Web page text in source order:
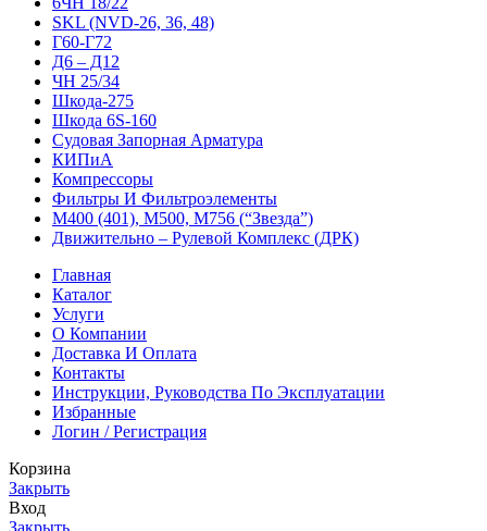
SKL (NVD-26, 36, 48)
Г60-Г72
Д6 – Д12
ЧН 25/34
Шкода-275
Шкода 6S-160
Судовая Запорная Арматура
КИПиА
Компрессоры
Фильтры И Фильтроэлементы
М400 (401), М500, М756 (“Звезда”)
Движительно – Рулевой Комплекс (ДРК)
Главная
Каталог
Услуги
О Компании
Доставка И Оплата
Контакты
Инструкции, Руководства По Эксплуатации
Избранные
Логин / Регистрация
Корзина
Закрыть
Вход
Закрыть